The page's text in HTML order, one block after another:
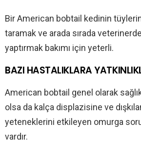
Bir American bobtail kedinin
taramak ve arada sırada
yaptırmak bakımı için yeterli.
BAZI HASTALIKLARA
American bobtail genel olarak
olsa da kalça displazisine ve
yeteneklerini etkileyen omurga
vardır.